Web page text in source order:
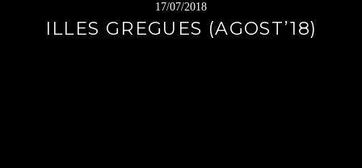
17/07/2018
ILLES GREGUES (AGOST’18)